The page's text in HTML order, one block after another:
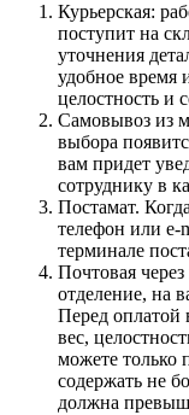
Курьерская:
поступит на
уточнения
удобное время
целостность и
Самовывоз из
выбора
вам придет
сотруднику в
Постамат.
телефон или e-
терминале
Почтовая
отделение, на
Перед оплатой
вес,
можете только
содержать не
должна